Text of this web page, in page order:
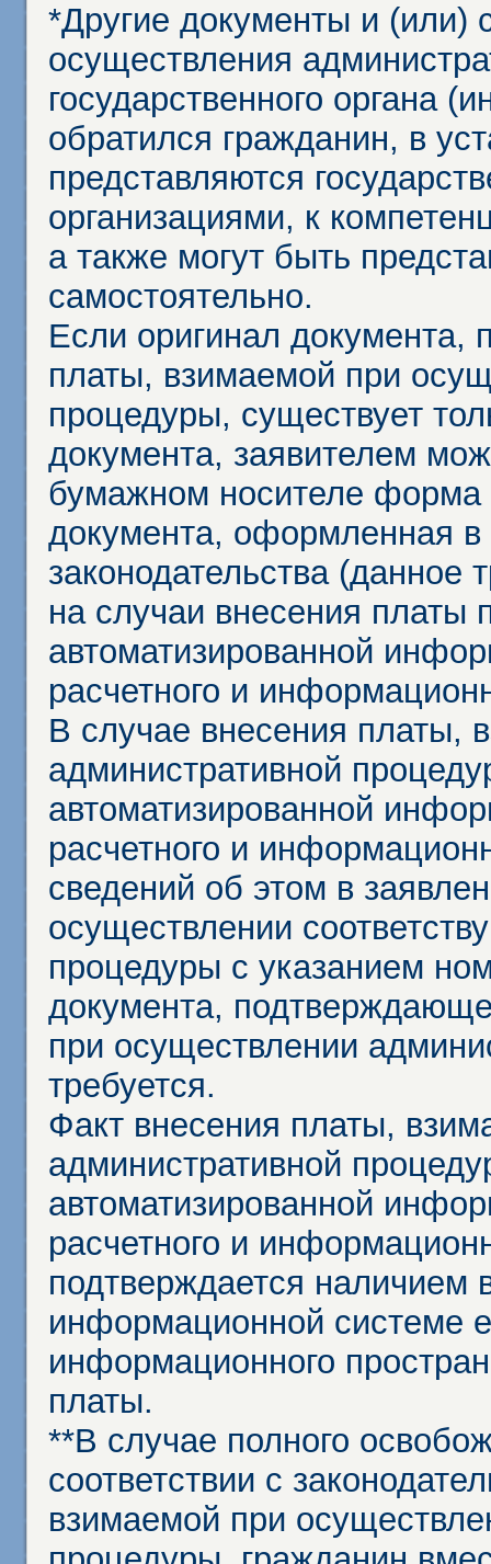
*Другие документы и (или)
осуществления
государственного органа
обратился гражданин, в
представляются
организациями, к
а также могут быть
самостоятельно.
Если оригинал документа,
платы, взимаемой при
процедуры, существует
документа, заявителем
бумажном носителе форма
документа, оформленная в
законодательства (данное
на случаи внесения платы
автоматизированной
расчетного и
В случае внесения платы,
административной
автоматизированной
расчетного и
сведений об этом в
осуществлении
процедуры с указанием
документа,
при осуществлении
требуется.
Факт внесения платы,
административной
автоматизированной
расчетного и
подтверждается наличием
информационной системе
информационного
платы.
**В случае полного
соответствии с
взимаемой при